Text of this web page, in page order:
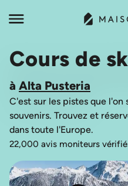
Cours de
à Alta Pusteria
C'est sur les pistes que l'on
souvenirs. Trouvez et
22,000 avis moniteurs